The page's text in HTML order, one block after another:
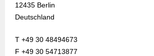
12435 Berlin
Deutschland
T +49 30 48494673
F +49 30 54713877